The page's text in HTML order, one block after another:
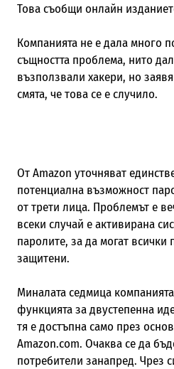
Това съобщи онлайн
Компанията не е дала много
същността проблема, нито
възползвали хакери, но
смята, че това се е случило.
ОтAmazon уточняват
потенциална възможност
от трети лица. Проблемът е
всеки случай е активирана
паролите, за да могат всички
защитени.
Миналата седмица
функцията за двустепенна
тя е достъпна само през
Amazon.com. Очаква се да
потребители занапред. Чрез